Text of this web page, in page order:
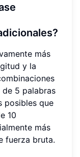
más
y la
5 palabras
posibles que
10
más
fuerza bruta.